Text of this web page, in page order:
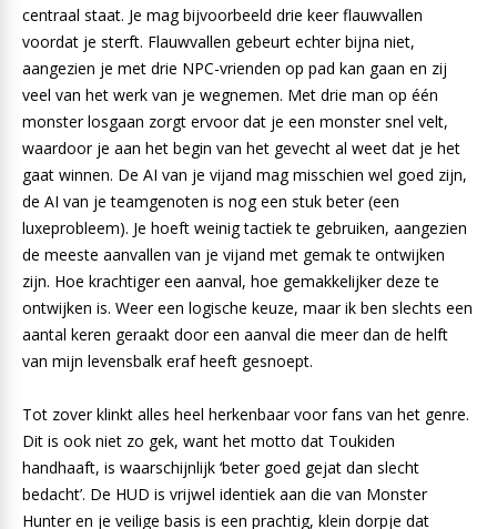
centraal staat. Je mag bijvoorbeeld drie keer flauwvallen
voordat je sterft. Flauwvallen gebeurt echter bijna niet,
aangezien je met drie NPC-vrienden op pad kan gaan en zij
veel van het werk van je wegnemen. Met drie man op één
monster losgaan zorgt ervoor dat je een monster snel velt,
waardoor je aan het begin van het gevecht al weet dat je het
gaat winnen. De AI van je vijand mag misschien wel goed zijn,
de AI van je teamgenoten is nog een stuk beter (een
luxeprobleem). Je hoeft weinig tactiek te gebruiken, aangezien
de meeste aanvallen van je vijand met gemak te ontwijken
zijn. Hoe krachtiger een aanval, hoe gemakkelijker deze te
ontwijken is. Weer een logische keuze, maar ik ben slechts een
aantal keren geraakt door een aanval die meer dan de helft
van mijn levensbalk eraf heeft gesnoept.
Tot zover klinkt alles heel herkenbaar voor fans van het genre.
Dit is ook niet zo gek, want het motto dat Toukiden
handhaaft, is waarschijnlijk ‘beter goed gejat dan slecht
bedacht’. De HUD is vrijwel identiek aan die van Monster
Hunter en je veilige basis is een prachtig, klein dorpje dat